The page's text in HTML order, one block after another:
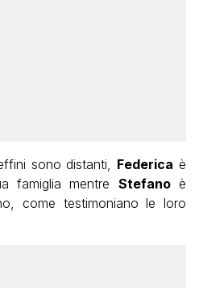
sono distanti, Federica è
famiglia mentre Stefanoè
come testimoniano le loro